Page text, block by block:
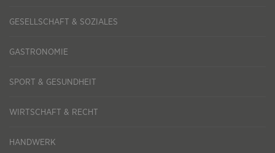
GESELLSCHAFT & SOZIALES
GASTRONOMIE
SPORT & GESUNDHEIT
WIRTSCHAFT & RECHT
HANDWERK